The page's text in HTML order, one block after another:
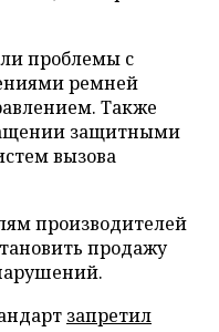
проблемы с
ремней
Также
защитными
вызова
производителей
продажу
запретил